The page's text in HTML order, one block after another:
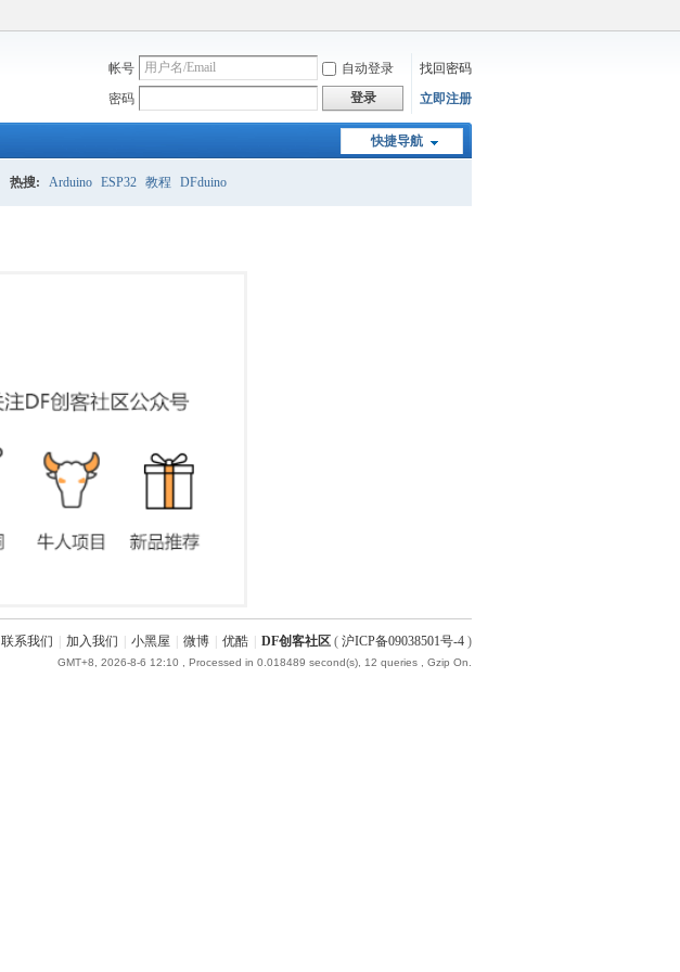
帐号 自动登录
找回密码
密码
登录 立即注册
快捷导航
热搜: Arduino ESP32 教程 DFduino
联系我们 加入我们 小黑屋 微博 优酷 DF创客社区 ( 沪ICP备09038501号-4 )
GMT+8, 2026-8-6 12:10 , Processed in 0.018489 second(s), 12 queries , Gzip On.